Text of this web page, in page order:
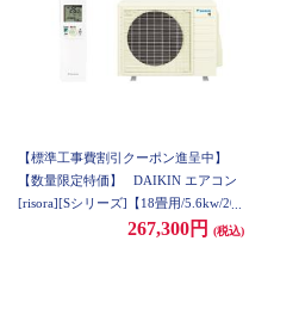
【標準工事費割引クーポン進呈中】
【数量限定特価】
DAIKIN エアコン
[risora][Sシリーズ]【18畳用/5.6kw/200
V/ファブリックホワイト/2022年モデ
267,300円 (税込)